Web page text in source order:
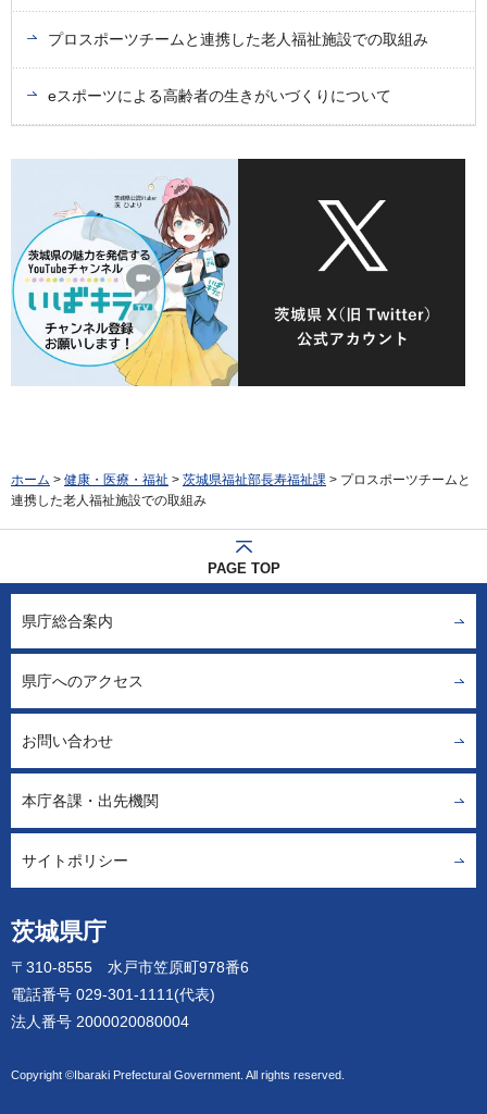
プロスポーツチームと連携した老人福祉施設での取組み
eスポーツによる高齢者の生きがいづくりについて
ホーム > 健康・医療・福祉 > 茨城県福祉部長寿福祉課 > プロスポーツチームと
連携した老人福祉施設での取組み
PAGE TOP
茨城県庁
〒310-8555 水戸市笠原町978番6
電話番号 029-301-1111(代表)
法人番号 2000020080004
Copyright ©Ibaraki Prefectural Government. All rights reserved.
県庁総合案内
県庁へのアクセス
お問い合わせ
本庁各課・出先機関
サイトポリシー